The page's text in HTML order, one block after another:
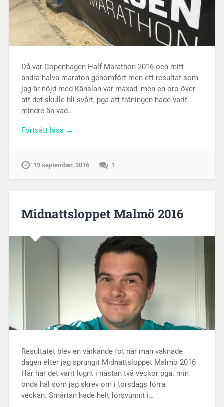
Då var Copenhagen Half Marathon 2016 och mitt
andra halva maraton genomfört men ett resultat som
jag är nöjd med Känslan var maxad, men en oro över
att det skulle bli svårt, pga att träningen hade varit
mindre än vad…
Fortsätt läsa →
19 september, 2016 1
Midnattsloppet Malmö 2016
Resultatet blev en värkande fot när man vaknade
dagen efter jag sprungit Midnattsloppet Malmö 2016
Här har det varit lugnt i nästan två veckor pga. min
onda häl som jag skrev om i torsdags förra
veckan. Smärtan hade helt försvunnit i…